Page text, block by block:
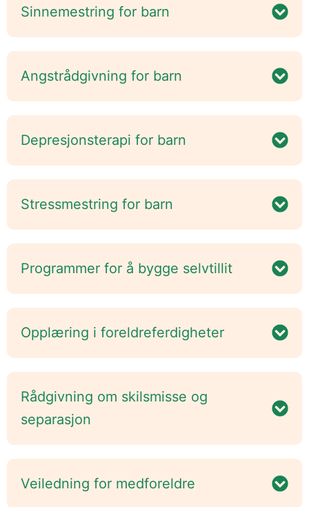
Sinnemestring for barn
Angstrådgivning for barn
Depresjonsterapi for barn
Stressmestring for barn
Programmer for å bygge selvtillit
Opplæring i foreldreferdigheter
Rådgivning om skilsmisse og
separasjon
Veiledning for medforeldre